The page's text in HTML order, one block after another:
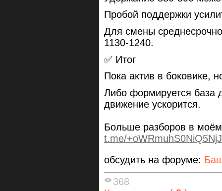
Пробой поддержки
Для смены
1130-1240.
✅ Итог
Пока актив в боковике,
Либо формируется база
движение ускорится.
Больше разборов в
t.me/
обсудить на форуме:
368